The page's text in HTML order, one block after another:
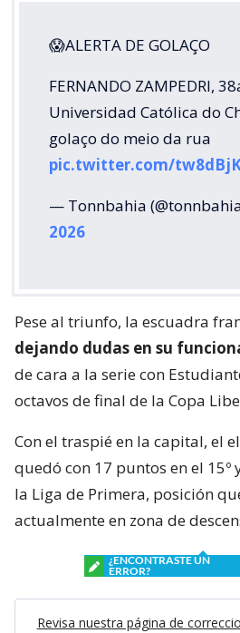
😱ALERTA DE GOLAÇO
FERNANDO ZAMPEDRI,
Universidad Católica do
golaço do meio da rua
pic.twitter.com/
— Tonnbahia
2026
Pese al triunfo, la escuadra
dejando dudas en su
de cara a la serie con
octavos de final de la Copa
Con el traspié en la capital, el
quedó con 17 puntos en el
la Liga de Primera, posición
actualmente en zona de
¿ENCONTRASTE UN
ERROR?
Revisa nuestra página de